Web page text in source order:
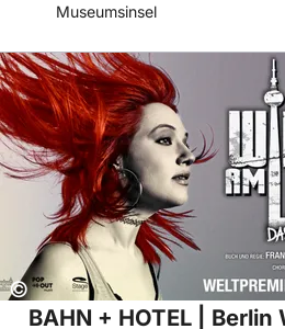
Museumsinsel
Copyright:
©
BAHN + HOTEL | Berlin